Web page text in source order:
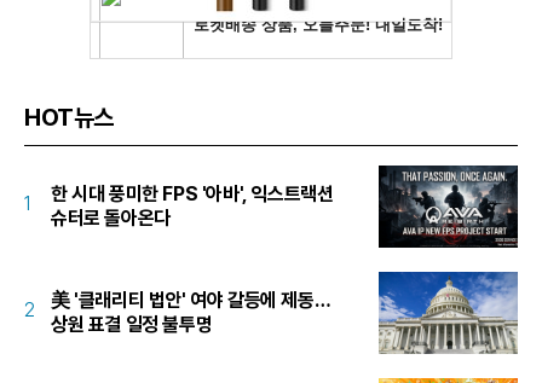
HOT뉴스
1
한 시대 풍미한 FPS '아바', 익스트랙션
슈터로 돌아온다
2
美 '클래리티 법안' 여야 갈등에 제동…
상원 표결 일정 불투명